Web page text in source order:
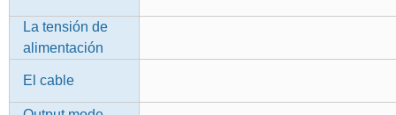
La tensión de
alimentación
El cable